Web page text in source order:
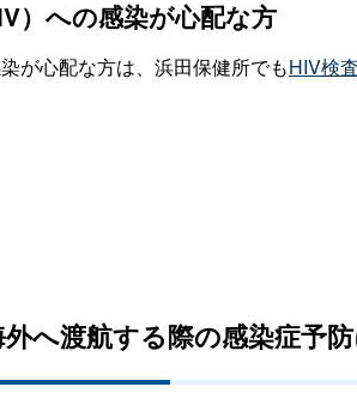
）への感染が心配な方
が心配な方は、浜田保健所でもHIV検査
へ渡航する際の感染症予